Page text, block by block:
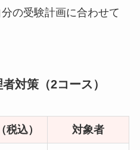
の受験計画に合わせて
対策（2コース）
税込） 対象者